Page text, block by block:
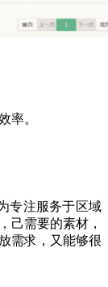
率。
专注服务于区域
己需要的素材，
需求，又能够很